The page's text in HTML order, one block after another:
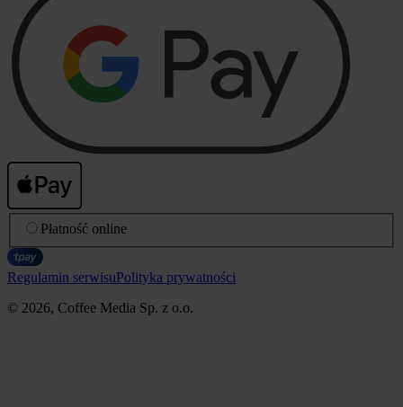
Płatność online
Regulamin serwisuPolityka prywatności
© 2026, Coffee Media Sp. z o.o.